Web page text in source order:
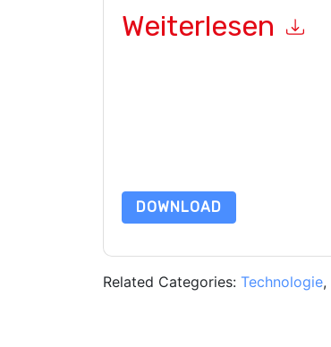
Weiterlesen
DOWNLOAD
Related Categories: Technologie,